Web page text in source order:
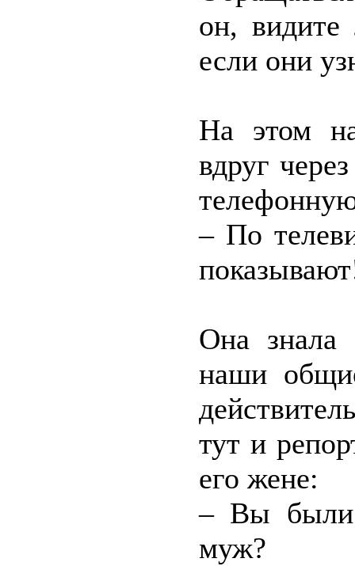
он,
если они
На этом
вдруг
– По
Она
наши
тут и
его жене:
– Вы были
муж?